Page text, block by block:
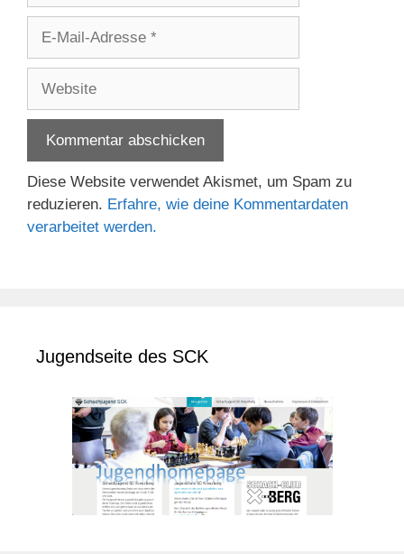
Adresse
Diese Website verwendet Akismet, um Spam zu
reduzieren. Erfahre, wie deine Kommentardaten
verarbeitet werden.
Jugendseite des SCK